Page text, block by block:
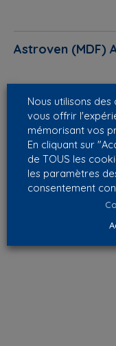
Astroven (MDF)
Nous utilisons
vous offrir
mémorisant vos
En cliquant sur
de TOUS les
les paramètres
consentement